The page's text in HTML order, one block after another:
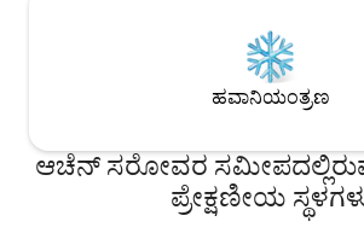
ಹವಾನಿಯಂತ್ರಣ
ಆಚೆನ್ ಸರೋವರ
ಪ್ರೇಕ್ಷಣೀಯ